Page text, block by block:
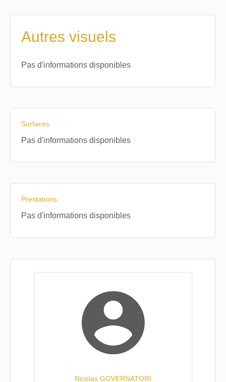
Autres visuels
Pas d'informations disponibles
Surfaces
Pas d'informations disponibles
Prestations
Pas d'informations disponibles
Nicolas GOVERNATORI